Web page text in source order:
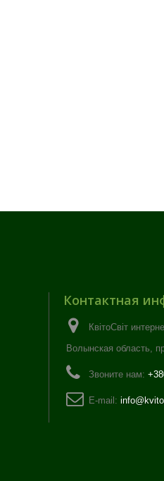
Контактная
КвітоСвіт
Волынская область,
Звоните нам:
E-mail: